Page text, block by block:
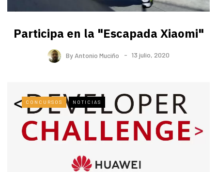
Participa en la "Escapada Xiaomi"
By Antonio Muciño 13 julio, 2020
CONCURSOS NOTICIAS